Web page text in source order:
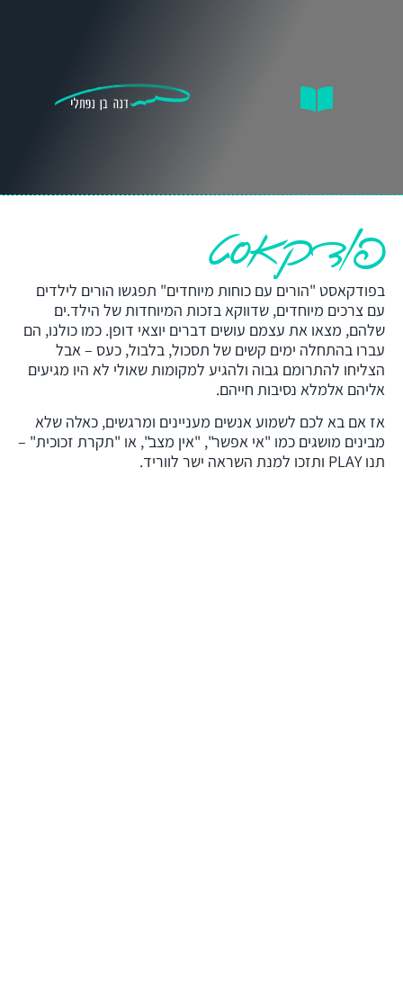
פודקאסט
בפודקאסט "הורים עם כוחות מיוחדים" תפגשו הורים לילדים
עם צרכים מיוחדים, שדווקא בזכות המיוחדות של הילד.ים
שלהם, מצאו את עצמם עושים דברים יוצאי דופן. כמו כולנו, הם
עברו בהתחלה ימים קשים של תסכול, בלבול, כעס – אבל
הצליחו להתרומם גבוה ולהגיע למקומות שאולי לא היו מגיעים
אליהם אלמלא נסיבות חייהם.
אז אם בא לכם לשמוע אנשים מעניינים ומרגשים, כאלה שלא
מבינים מושגים כמו "אי אפשר", "אין מצב", או "תקרת זכוכית" –
תנו PLAY ותזכו למנת השראה ישר לווריד.